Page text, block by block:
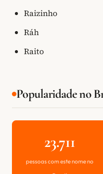
Raizinho
Ráh
Raito
Popularidade no
23.711
pessoas com este nome no